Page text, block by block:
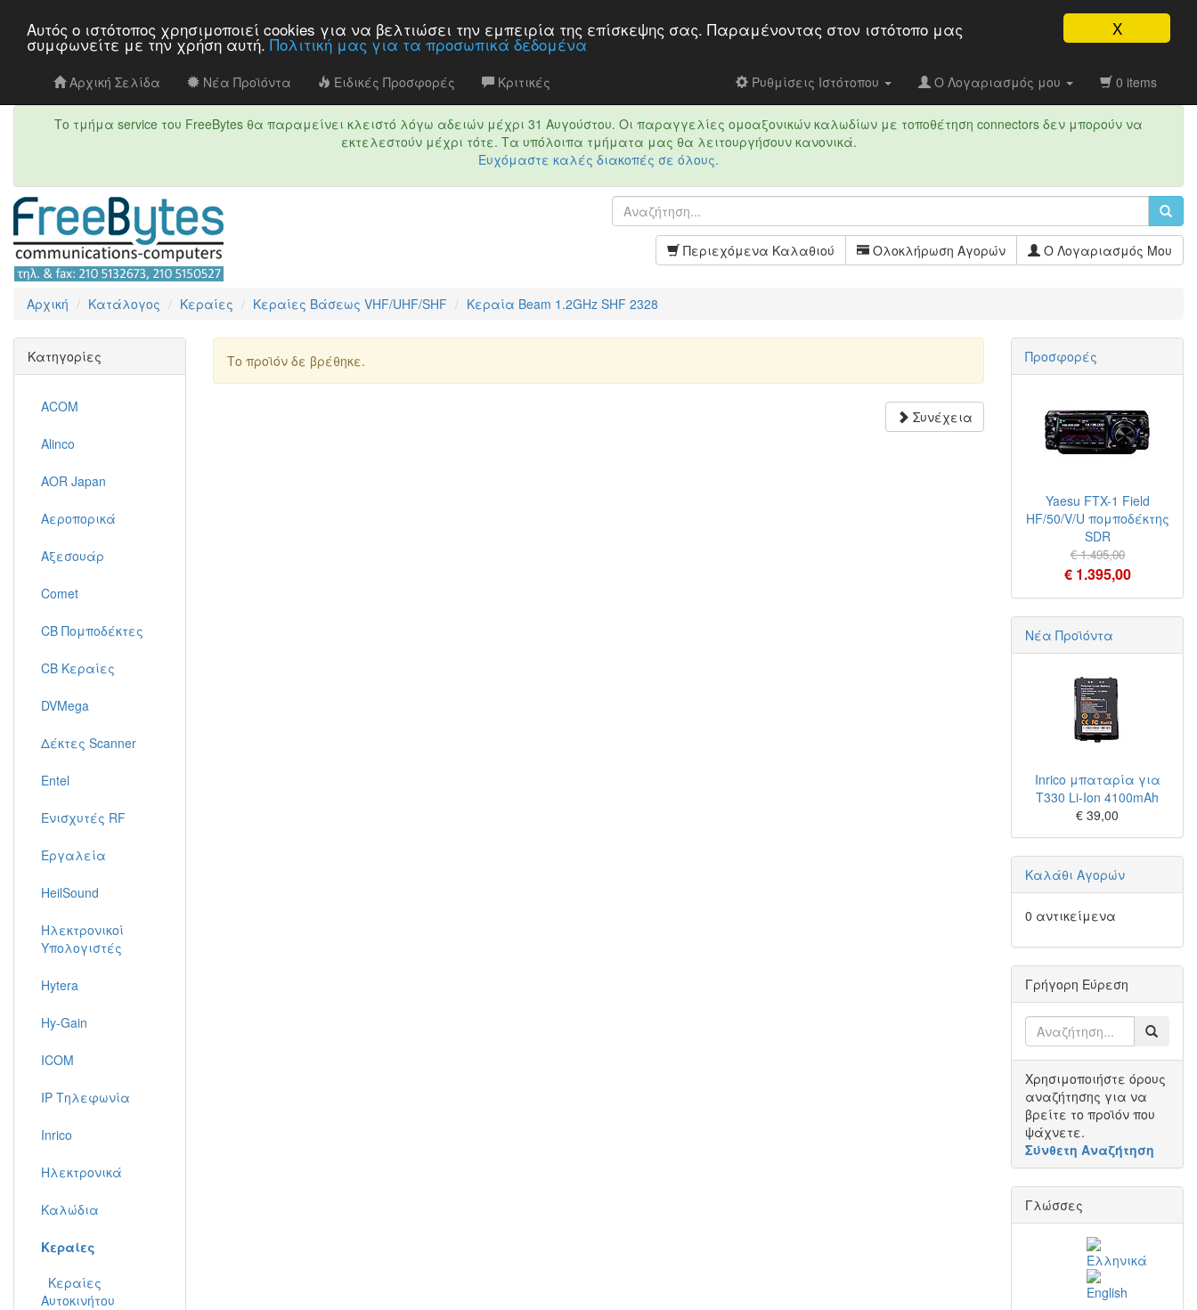
X
Αυτός ο ιστότοπος χρησιμοποιεί cookies για να βελτιώσει την εμπειρία της επίσκεψης σας. Παραμένοντας στον ιστότοπo μας
συμφωνείτε με την χρήση αυτή. Πολιτική μας για τα προσωπικά δεδομένα
Αρχική Σελίδα Νέα Προϊόντα Ειδικές Προσφορές Κριτικές Ρυθμίσεις Ιστότοπου Ο Λογαριασμός μου 0 items
Το τμήμα service του FreeBytes θα παραμείνει κλειστό λόγω αδειών μέχρι 31 Αυγούστου. Οι παραγγελίες ομοαξονικών καλωδίων με τοποθέτηση connectors δεν μπορούν να
εκτελεστούν μέχρι τότε. Τα υπόλοιπα τμήματα μας θα λειτουργήσουν κανονικά.
Ευχόμαστε καλές διακοπές σε όλους.
Περιεχόμενα Καλαθιού Ολοκλήρωση Αγορών Ο Λογαριασμός Μου
Αρχική Κατάλογος Κεραίες Κεραίες Βάσεως VHF/UHF/SHF Κεραία Beam 1.2GHz SHF 2328
Το προϊόν δε βρέθηκε.
Συνέχεια
Κατηγορίες
ACOM
Alinco
AOR Japan
Αεροπορικά
Αξεσουάρ
Comet
CB Πομποδέκτες
CB Κεραίες
DVMega
Δέκτες Scanner
Entel
Ενισχυτές RF
Εργαλεία
HeilSound
Ηλεκτρονικοί
Υπολογιστές
Hytera
Hy-Gain
ICOM
IP Τηλεφωνία
Inrico
Ηλεκτρονικά
Καλώδια
Κεραίες
Κεραίες
Αυτοκινήτου
Προσφορές
Yaesu FTX-1 Field
HF/50/V/U πομποδέκτης
SDR
€ 1.495,00
€ 1.395,00
Νέα Προϊόντα
Inrico μπαταρία για
T330 Li-Ion 4100mAh
€ 39,00
Καλάθι Αγορών
0 αντικείμενα
Γρήγορη Εύρεση
Χρησιμοποιήστε όρους
αναζήτησης για να
βρείτε το προϊόν που
ψάχνετε.
Σύνθετη Αναζήτηση
Γλώσσες